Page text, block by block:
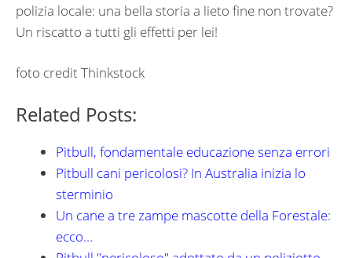
polizia locale: una bella storia a lieto fine non trovate?
Un riscatto a tutti gli effetti per lei!
foto credit Thinkstock
Related Posts:
Pitbull, fondamentale educazione senza errori
Pitbull cani pericolosi? In Australia inizia lo
sterminio
Un cane a tre zampe mascotte della Forestale:
ecco…